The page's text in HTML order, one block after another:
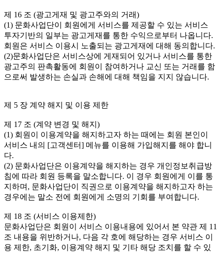
제 16 조 (광고게재 및 광고주와의 거래)
(1) 문화사업단이 회원에게 서비스를 제공할 수 있는 서비스
투자기반의 일부는 광고게재를 통한 수익으로부터 나옵니다.
회원은 서비스 이용시 노출되는 광고게재에 대해 동의합니다.
(2)문화사업단은 서비스상에 게재되어 있거나 서비스를 통한
광고주의 판촉활동에 회원이 참여하거나 교신 또는 거래를 함
으로써 발생하는 손실과 손해에 대해 책임을 지지 않습니다.
제 5 장 계약 해지 및 이용 제한
제 17 조 (계약 변경 및 해지)
(1) 회원이 이용계약을 해지하고자 하는 때에는 회원 본인이
서비스 내의 [고객센터] 메뉴를 이용해 가입해지를 해야 합니
다.
(2) 문화사업단은 이용계약을 해지하는 경우 개인정보취급방
침에 따라 회원 등록을 말소합니다. 이 경우 회원에게 이를 통
지하며, 문화사업단이 직권으로 이용계약을 해지하고자 하는
경우에는 말소 전에 회원에게 소명의 기회를 부여합니다.
제 18 조 (서비스 이용제한)
문화사업단은 회원이 서비스 이용내용에 있어서 본 약관 제 11
조 내용을 위반하거나, 다음 각 호에 해당하는 경우 서비스 이
용 제한, 초기화, 이용계약 해지 및 기타 해당 조치를 할 수 있